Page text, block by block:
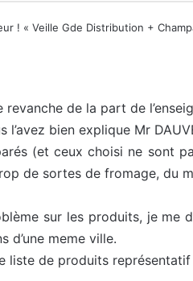
! « Veille Gde Distribution +
revanche de la part de
l’avez bien explique Mr
(et ceux choisi ne sont
de sortes de fromage, du
sur les produits, je me
d’une meme ville.
liste de produits